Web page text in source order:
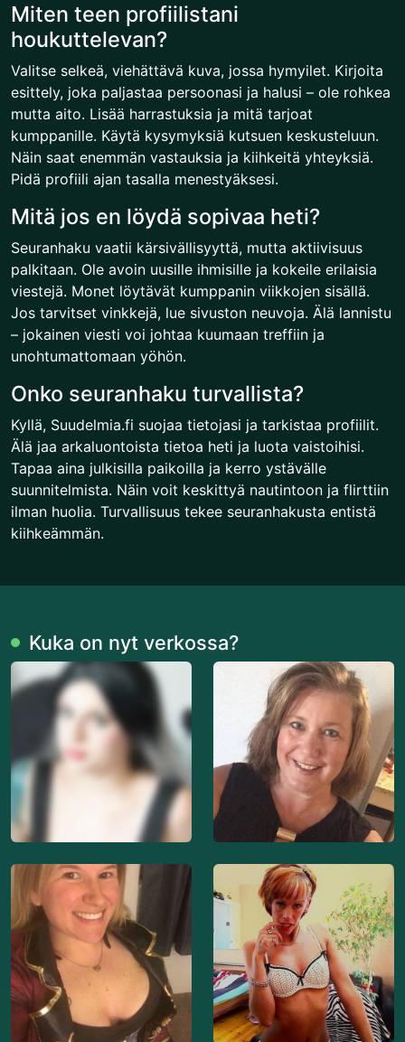
Miten teen profiilistani
houkuttelevan?
Valitse selkeä, viehättävä kuva, jossa hymyilet. Kirjoita
esittely, joka paljastaa persoonasi ja halusi – ole rohkea
mutta aito. Lisää harrastuksia ja mitä tarjoat
kumppanille. Käytä kysymyksiä kutsuen keskusteluun.
Näin saat enemmän vastauksia ja kiihkeitä yhteyksiä.
Pidä profiili ajan tasalla menestyäksesi.
Mitä jos en löydä sopivaa heti?
Seuranhaku vaatii kärsivällisyyttä, mutta aktiivisuus
palkitaan. Ole avoin uusille ihmisille ja kokeile erilaisia
viestejä. Monet löytävät kumppanin viikkojen sisällä.
Jos tarvitset vinkkejä, lue sivuston neuvoja. Älä lannistu
– jokainen viesti voi johtaa kuumaan treffiin ja
unohtumattomaan yöhön.
Onko seuranhaku turvallista?
Kyllä, Suudelmia.fi suojaa tietojasi ja tarkistaa profiilit.
Älä jaa arkaluontoista tietoa heti ja luota vaistoihisi.
Tapaa aina julkisilla paikoilla ja kerro ystävälle
suunnitelmista. Näin voit keskittyä nautintoon ja flirttiin
ilman huolia. Turvallisuus tekee seuranhakusta entistä
kiihkeämmän.
Kuka on nyt verkossa?